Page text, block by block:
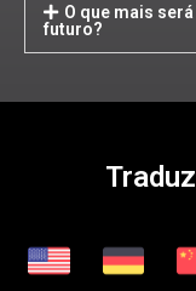
O que mais
futuro?